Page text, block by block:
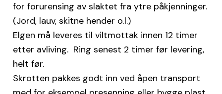
for forurensing av slaktet fra ytre påkjenninger.
(Jord, lauv, skitne hender o.l.)
Elgen må leveres til viltmottak innen 12 timer
etter avliving. Ring senest 2 timer før levering,
helt før.
Skrotten pakkes godt inn ved åpen transport